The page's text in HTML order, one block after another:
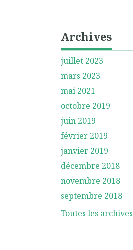
Archives
juillet 2023
mars 2023
mai 2021
octobre 2019
juin 2019
février 2019
janvier 2019
décembre 2018
novembre 2018
septembre 2018
Toutes les archives